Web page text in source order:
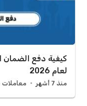
كيفية دفع الضمان
لعام 2026
منذ 7 أشهر